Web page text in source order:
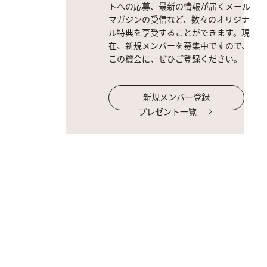
トへの応募、最新の情報が届くメール
マガジンの受信など、数々のオリジナ
ル特典を享受することができます。現
在、新規メンバーを募集中ですので、
この機会に、ぜひご登録ください。
新規メンバー登録
プレゼント一覧